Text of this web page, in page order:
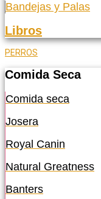
Bandejas y Palas
Libros
PERROS
Comida Seca
Comida seca
Josera
Royal Canin
Natural Greatness
Banters